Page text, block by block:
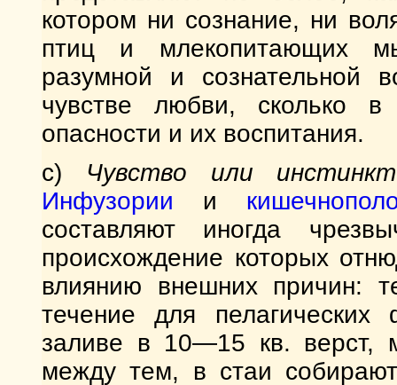
котором ни сознание, ни
птиц и млекопитающих
разумной и сознательной
чувстве любви, сколько
опасности и их воспитания.
c) Чувство или
Инфузории и
составляют иногда
происхождение которых
влиянию внешних причин:
течение для
заливе в 10—15 кв. верст,
между тем, в стаи